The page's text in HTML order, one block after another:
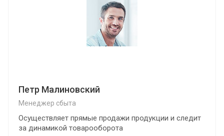
Петр Малиновский
Менеджер сбыта
Осуществляет прямые продажи продукции и следит
за динамикой товарооборота